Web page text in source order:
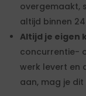
overgemaakt,
altijd binnen
Altijd je eigen
concurrentie-
werk levert en
aan, mag je